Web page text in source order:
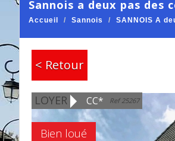
sannois a deux pas
Accueil Sannois SANNOIS A
< Retour
LOYER CC* Ref 25267
Bien loué